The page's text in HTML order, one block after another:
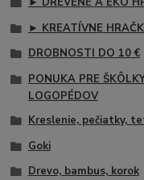
► KREATÍVNE
DROBNOSTI DO 10 €
PONUKA PRE
LOGOPÉDOV
Kreslenie, pečiatky,
Goki
Drevo, bambus, korok